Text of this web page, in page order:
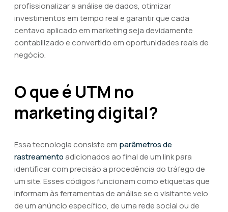
profissionalizar a análise de dados, otimizar
investimentos em tempo real e garantir que cada
centavo aplicado em marketing seja devidamente
contabilizado e convertido em oportunidades reais de
negócio.
O que é UTM no
marketing digital?
Essa tecnologia consiste em parâmetros de
rastreamento adicionados ao final de um link para
identificar com precisão a procedência do tráfego de
um site. Esses códigos funcionam como etiquetas que
informam às ferramentas de análise se o visitante veio
de um anúncio específico, de uma rede social ou de